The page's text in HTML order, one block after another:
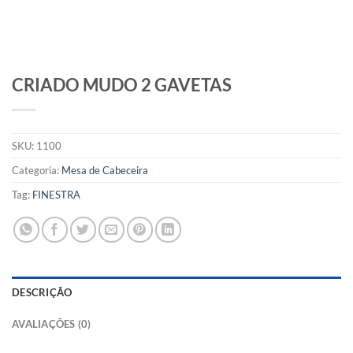
CRIADO MUDO 2 GAVETAS
SKU: 1100
Categoria: Mesa de Cabeceira
Tag: FINESTRA
DESCRIÇÃO
AVALIAÇÕES (0)